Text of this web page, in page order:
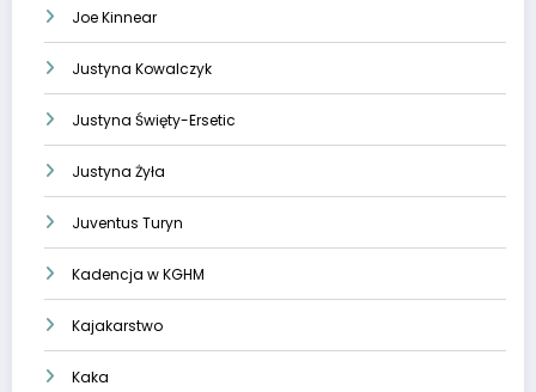
Joe Kinnear
Justyna Kowalczyk
Justyna Święty-Ersetic
Justyna Żyła
Juventus Turyn
Kadencja w KGHM
Kajakarstwo
Kaka